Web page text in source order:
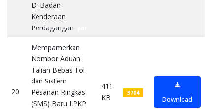
Di Badan
Kenderaan
Perdagangan
20
Mempamerkan
Nombor Aduan
Talian Bebas Tol
dan Sistem
Pesanan Ringkas
(SMS) Baru LPKP
411
KB
3704
Download